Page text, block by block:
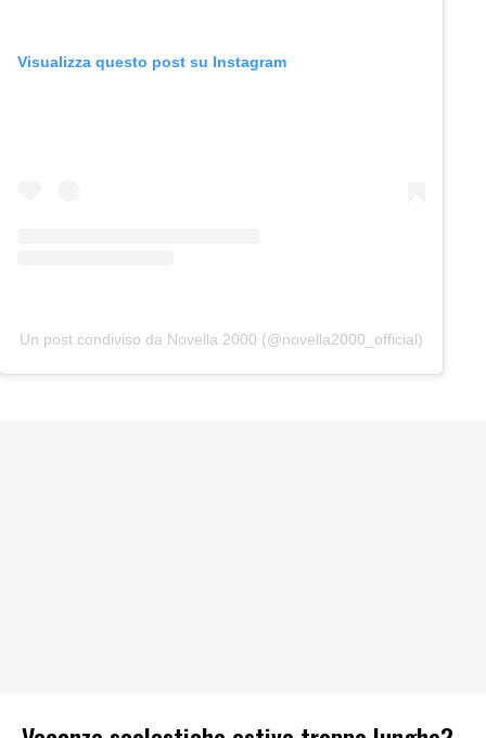
Visualizza questo post su Instagram
Un post condiviso da Novella 2000 (@novella2000_official)